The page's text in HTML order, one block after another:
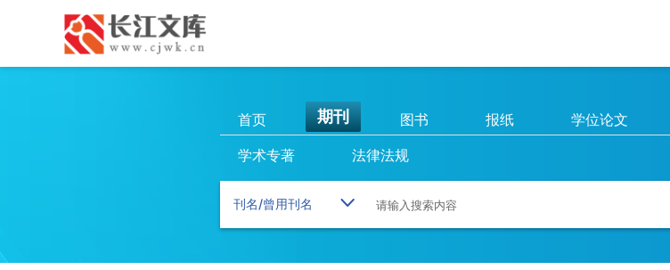
首页 期刊 图书 报纸 学位论文
学术专著
法律法规